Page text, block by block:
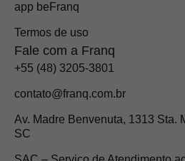
app beFranq
Termos de uso
Fale com a Franq
+55 (48) 3205-3801
contato@franq.com.br
Av. Madre Benvenuta, 1313 Sta.
SC